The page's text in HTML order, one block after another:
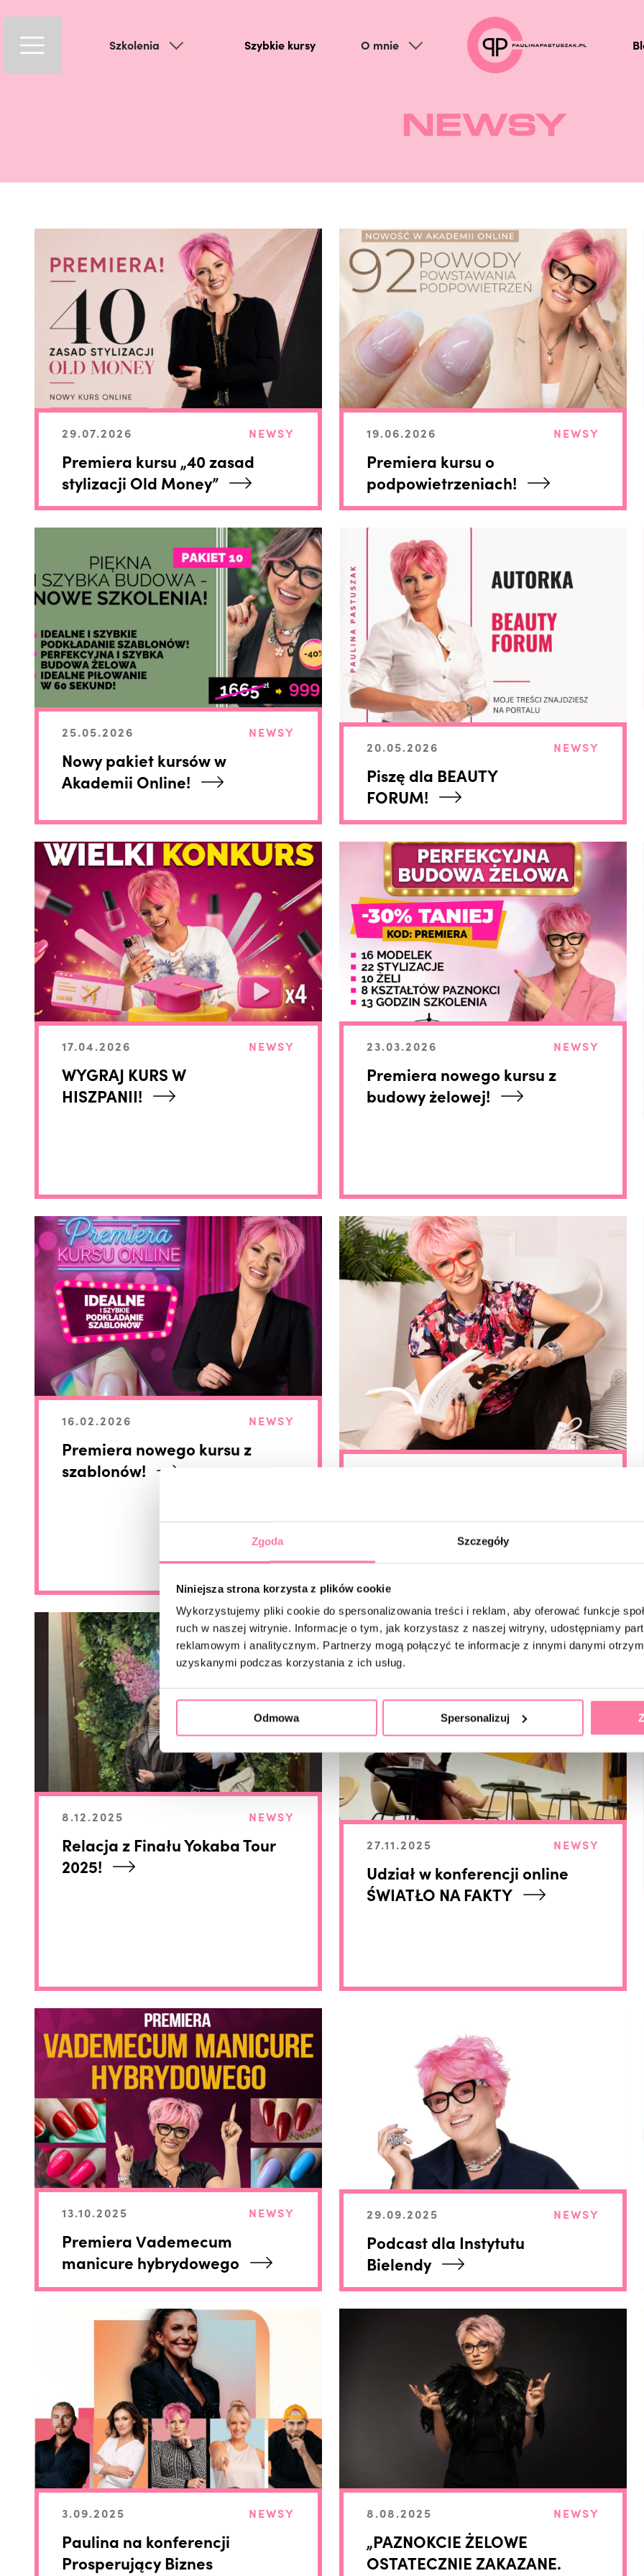
Zgoda Szczegóły
Niniejsza strona korzysta z plików cookie
Wykorzystujemy pliki cookie do spersonalizowania treści i reklam, aby oferować funkcje
ruch w naszej witrynie. Informacje o tym, jak korzystasz z naszej witryny, udostępniamy
reklamowym i analitycznym. Partnerzy mogą połączyć te informacje z innymi danymi
uzyskanymi podczas korzystania z ich usług.
Odmowa Spersonalizuj
Szkolenia Szybkie kursy O mnie
NEWSY
29.07.2026 NEWSY
Premiera kursu „40 zasad
stylizacji Old Money”
19.06.2026 NEWSY
Premiera kursu o
podpowietrzeniach!
25.05.2026 NEWSY
Nowy pakiet kursów w
Akademii Online!
20.05.2026 NEWSY
Piszę dla BEAUTY
FORUM!
17.04.2026 NEWSY
WYGRAJ KURS W
HISZPANII!
23.03.2026 NEWSY
Premiera nowego kursu z
budowy żelowej!
16.02.2026 NEWSY
Premiera nowego kursu z
szablonów!
8.12.2025 NEWSY
Relacja z Finału Yokaba Tour
2025!
27.11.2025 NEWSY
Udział w konferencji online
ŚWIATŁO NA FAKTY
13.10.2025 NEWSY
Premiera Vademecum
manicure hybrydowego
29.09.2025 NEWSY
Podcast dla Instytutu
Bielendy
3.09.2025 NEWSY
Paulina na konferencji
Prosperujący Biznes
8.08.2025 NEWSY
„PAZNOKCIE ŻELOWE
OSTATECZNIE ZAKAZANE.